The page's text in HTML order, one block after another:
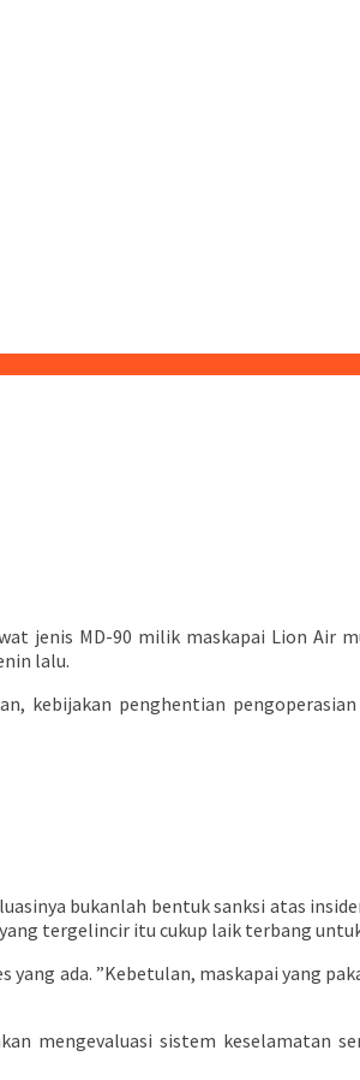
jenis MD-90 milik maskapai Lion Air
lalu.
kebijakan penghentian
bukanlah bentuk sanksi atas
tergelincir itu cukup laik terbang
ada. ”Kebetulan, maskapai yang
mengevaluasi sistem keselamatan